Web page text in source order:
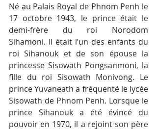
Né au Palais Royal de Phnom Penh le
17 octobre 1943, le prince était le
demi-frère du roi Norodom
Sihamoni. Il était l’un des enfants du
roi Sihanouk et de son épouse la
princesse Sisowath Pongsanmoni, la
fille du roi Sisowath Monivong. Le
prince Yuvaneath a fréquenté le lycée
Sisowath de Phnom Penh. Lorsque le
prince Sihanouk a été évincé du
pouvoir en 1970, il a rejoint son père